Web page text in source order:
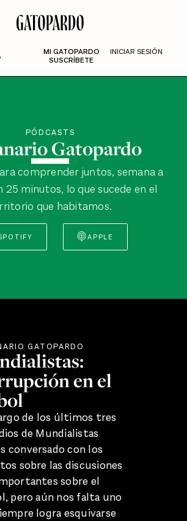
MI GATOPARDO
SUSCRÍBETE
INICIAR SESIÓN
PÓDCASTS
Gatopardo
comprender juntos, semana a
25 minutos, lo que sucede en el
que habitamos.
APPLE
GATOPARDO
en el
de los últimos tres
de Mundialistas
conversado con los
sobre las discusiones
sobre el
pero aún nos falta uno
logra esquivarse